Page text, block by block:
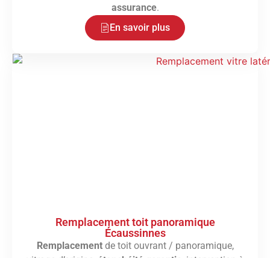
assurance.
En savoir plus
Remplacement toit panoramique
Écaussinnes
Remplacementde toit ouvrant / panoramique,